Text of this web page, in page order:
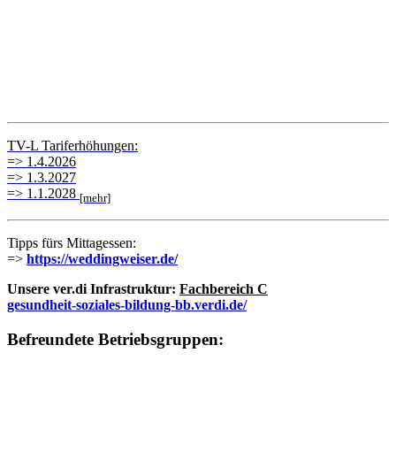
TV-L Tariferhöhungen:
=> 1.4.2026
=> 1.3.2027
=> 1.1.2028 [mehr]
Tipps fürs Mittagessen:
=> https://weddingweiser.de/
Unsere ver.di Infrastruktur: Fachbereich C
gesundheit-soziales-bildung-bb.verdi.de/
Befreundete Betriebsgruppen: